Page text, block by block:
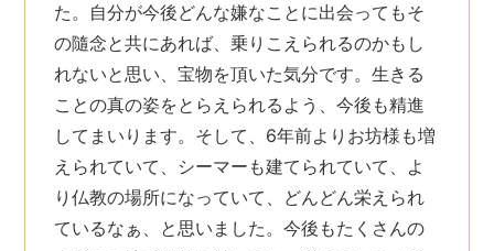
た。自分が今後どんな嫌なことに出会ってもそ
の隨念と共にあれば、乗りこえられるのかもし
れないと思い、宝物を頂いた気分です。生きる
ことの真の姿をとらえられるよう、今後も精進
してまいります。そして、6年前よりお坊様も増
えられていて、シーマーも建てられていて、よ
り仏教の場所になっていて、どんどん栄えられ
ているなぁ、と思いました。今後もたくさんの